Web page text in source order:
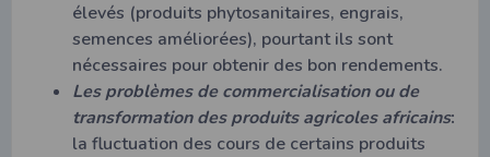
élevés (produits phytosanitaires, engrais,
semences améliorées), pourtant ils sont
nécessaires pour obtenir des bon rendements.
Les problèmes de commercialisation ou de
transformation des produits agricoles africains:
la fluctuation des cours de certains produits